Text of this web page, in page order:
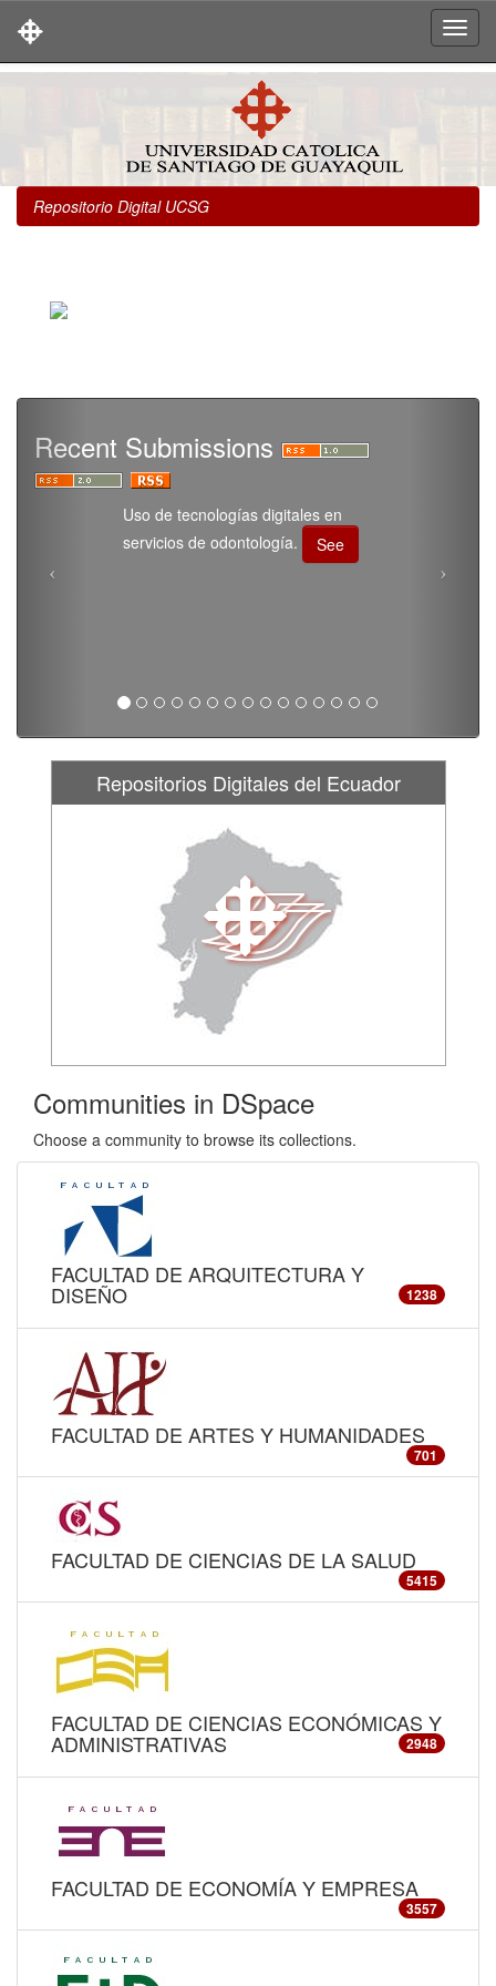
Repositorio Digital UCSG
Recent Submissions
Uso de tecnologías digitales en
servicios de odontología.
See
Repositorios Digitales del Ecuador
Communities in DSpace
Choose a community to browse its collections.
FACULTAD DE ARQUITECTURA Y
DISEÑO 1238
FACULTAD DE ARTES Y HUMANIDADES
701
FACULTAD DE CIENCIAS DE LA SALUD
5415
FACULTAD DE CIENCIAS ECONÓMICAS Y
ADMINISTRATIVAS 2948
FACULTAD DE ECONOMÍA Y EMPRESA
3557